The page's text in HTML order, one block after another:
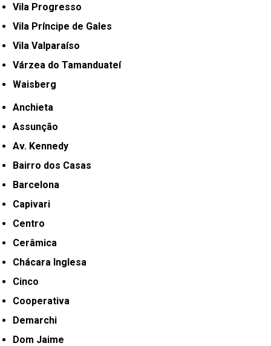
Vila Progresso
Vila Príncipe de Gales
Vila Valparaíso
Várzea do Tamanduateí
Waisberg
Anchieta
Assunção
Av. Kennedy
Bairro dos Casas
Barcelona
Capivari
Centro
Cerâmica
Chácara Inglesa
Cinco
Cooperativa
Demarchi
Dom Jaime